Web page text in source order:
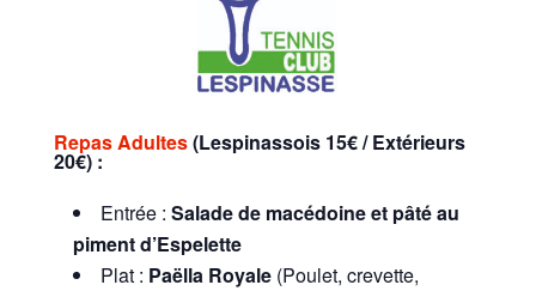
Repas Adultes(Lespinassois 15€ / Extérieurs
20€):
Entrée : Salade de macédoine et pâté au
piment d’Espelette
Plat : Paëlla Royale(Poulet, crevette,